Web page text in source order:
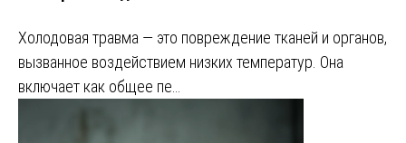
Холодовая травма — это повреждение тканей и органов,
вызванное воздействием низких температур. Она
включает как общее пе…